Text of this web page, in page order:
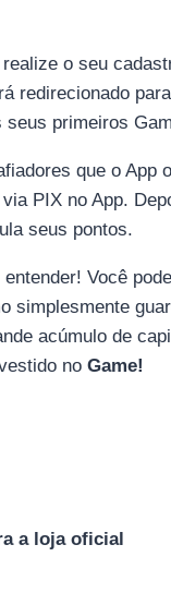
o seu
redirecionado
primeiros
que o App
PIX no App.
seus pontos.
Você
simplesmente
acúmulo de
noGame!
a loja oficial